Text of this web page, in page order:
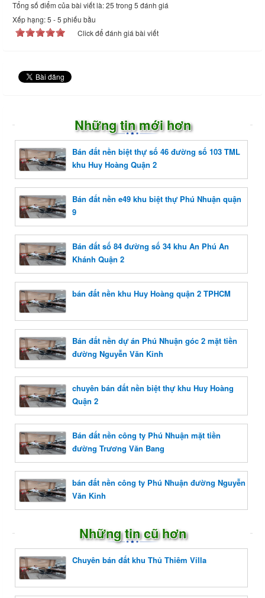
Tổng số điểm của bài viết là: 25 trong 5 đánh giá
Xếp hạng:5 -5 phiếu bầu
Click để đánh giá bài viết
Những tin mới hơn
Bán đất nền biệt thự số 46 đường số 103 TML
khu Huy Hoàng Quận 2
Bán đất nền e49 khu biệt thự Phú Nhuận quận
9
Bán đất số 84 đường số 34 khu An Phú An
Khánh Quận 2
bán đất nền khu Huy Hoàng quận 2 TPHCM
Bán đất nền dự án Phú Nhuận góc 2 mặt tiền
đường Nguyễn Văn Kỉnh
chuyên bán đất nền biệt thự khu Huy Hoàng
Quận 2
Bán đất nền công ty Phú Nhuận mặt tiền
đường Trương Văn Bang
bán đất nền công ty Phú Nhuận đường Nguyễn
Văn Kỉnh
Những tin cũ hơn
Chuyên bán đất khu Thủ Thiêm Villa